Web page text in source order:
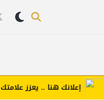
إعلانك هنا .. يعزز علامتك